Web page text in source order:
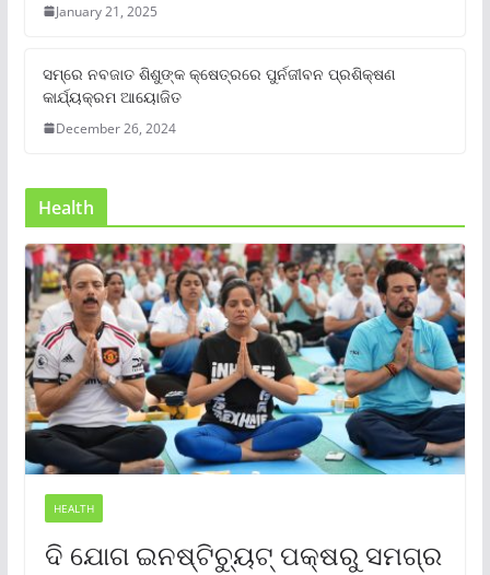
January 21, 2025
ସମ୍‌ରେ ନବଜାତ ଶିଶୁଙ୍କ କ୍ଷେତ୍ରରେ ପୁର୍ନଜୀବନ ପ୍ରଶିକ୍ଷଣ
କାର୍ଯ୍ୟକ୍ରମ ଆୟୋଜିତ
December 26, 2024
Health
HEALTH
ଦି ଯୋଗ ଇନଷ୍ଟିଚ୍ୟୁଟ୍ ପକ୍ଷରୁ ସମଗ୍ର